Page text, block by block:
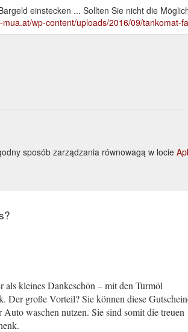
einstecken ... Sollten Sie nicht die
wp-content/uploads/2016/09/tankomat-
sposób zarządzania równowagą w locie
als kleines Dankeschön – mit den Turmöl
Der große Vorteil? Sie können diese
waschen nutzen. Sie sind somit die treuen